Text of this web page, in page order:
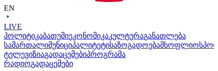
EN
LIVE
პოლიტიკაბათუმიეკონომიკაკულტურაგანათლება
სამართალიმუნიციპალიტეტისაზოგადოებამსოფლიო
ტელევიზიაგადაცემებიპროგრამა
რადიოგადაცემები